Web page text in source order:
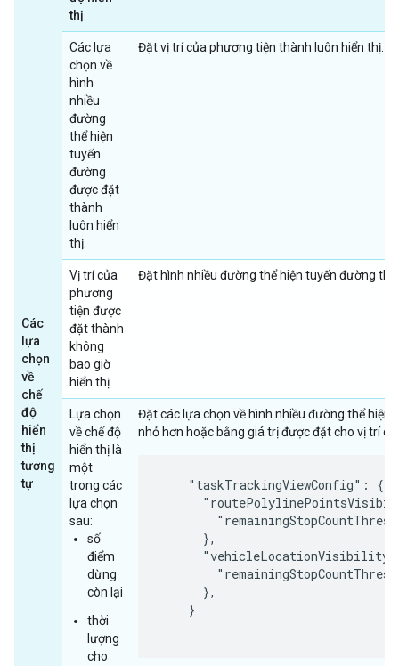
Các
lựa
chọn
về
chế
độ
hiển
thị
tương
tự
thị
Các lựa
chọn về
hình
nhiều
đường
thể hiện
tuyến
đường
được đặt
thành
luôn hiển
thị.
Đặt vị trí của phương tiện thành luôn hiển thị.
Vị trí của
phương
tiện được
đặt thành
không
bao giờ
hiển thị.
Đặt hình nhiều đường thể hiện tuyến đường
Lựa chọn
về chế độ
hiển thị là
một
trong các
lựa chọn
sau:
số
điểm
dừng
còn lại
thời
lượng
cho
Đặt các lựa chọn về hình nhiều đường thể
nhỏ hơn hoặc bằng giá trị được đặt cho vị trí
    "taskTrackingViewConfig": {
      },
      },
    }